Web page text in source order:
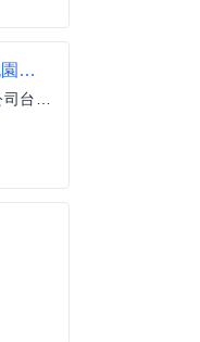
健身教練(World Gym桃園國強店)
香港商世界健身事業有限公司台灣分公司